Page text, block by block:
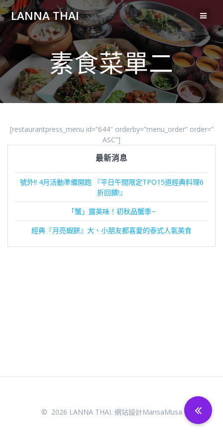
Skip
to
content
LANNA THAI
素食菜單二
[restaurantpress_menu id=”644″ orderby=”menu_order” order=”
ASC”]
最新消息
號外!! 4月活動準備開跑 『平日午間限定TPO15道經典料理6
折回饋!』
「蟹」露美味！初秋品蟹季~
經典『月亮蝦餅』大、小朋友都喜愛的泰式人氣美食
© 2026 LANNA THAI. 網站設計MansaMusa